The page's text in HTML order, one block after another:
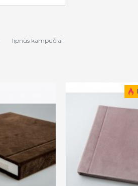
lipnūs kampučiai